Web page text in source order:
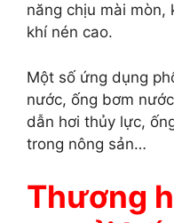
năng chịu mài mòn,
khí nén cao.
Một số ứng dụng
nước, ống bơm
dẫn hơi thủy lực,
trong nông sản…
Thương